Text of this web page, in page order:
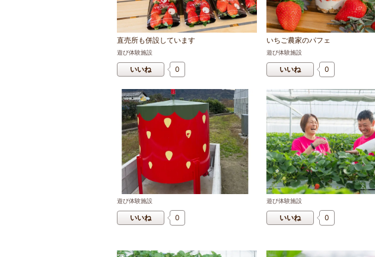
直売所も併設しています
遊び体験施設
いいね 0
いちご農家のパフェ
遊び体験施設
いいね 0
遊び体験施設
いいね 0
遊び体験施設
いいね 0